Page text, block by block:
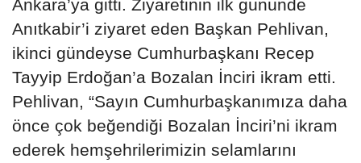
Ankara’ya gitti. Ziyaretinin ilk gününde
Anıtkabir’i ziyaret eden Başkan Pehlivan,
ikinci gündeyse Cumhurbaşkanı Recep
Tayyip Erdoğan’a Bozalan İnciri ikram etti.
Pehlivan, “Sayın Cumhurbaşkanımıza daha
önce çok beğendiği Bozalan İnciri’ni ikram
ederek hemşehrilerimizin selamlarını